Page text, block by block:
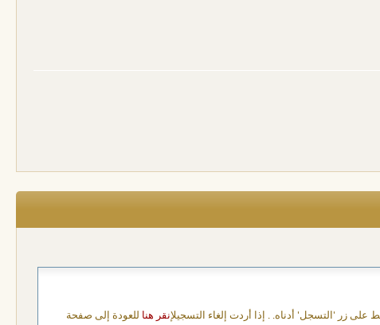
زر 'التسجل' أدناه. . إذا أردت إلغاء التسجيلإنقر هنا للعودة إلى صفحة